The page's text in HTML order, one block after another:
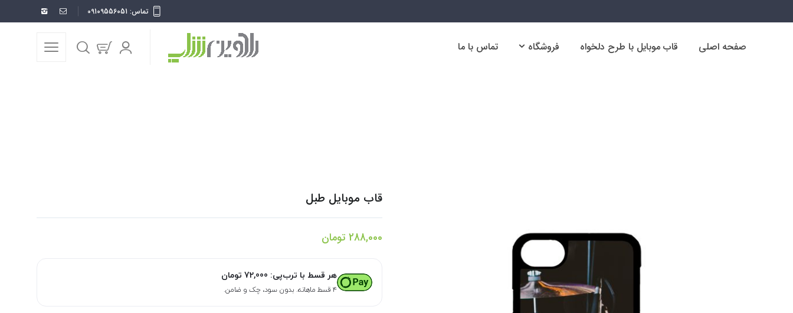
تماس: 09109556051
صفحه اصلی قاب موبایل با طرح دلخواه فروشگاه تماس با ما
قاب موبایل طبل
288,000 تومان
هر قسط با ترب‌پی: 72,000 تومان
۴ قسط ماهانه. بدون سود، چک و ضامن.